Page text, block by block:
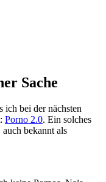
Sache
ich bei der nächsten
Porno 2.0. Ein solches
bekannt als